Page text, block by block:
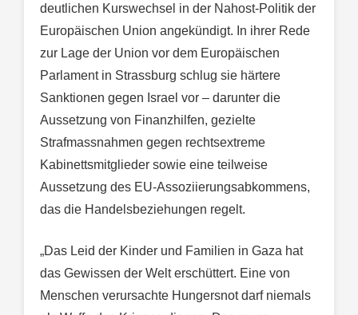
deutlichen Kurswechsel in der Nahost-Politik der
Europäischen Union angekündigt. In ihrer Rede
zur Lage der Union vor dem Europäischen
Parlament in Strassburg schlug sie härtere
Sanktionen gegen Israel vor – darunter die
Aussetzung von Finanzhilfen, gezielte
Strafmassnahmen gegen rechtsextreme
Kabinettsmitglieder sowie eine teilweise
Aussetzung des EU-Assoziierungsabkommens,
das die Handelsbeziehungen regelt.
„Das Leid der Kinder und Familien in Gaza hat
das Gewissen der Welt erschüttert. Eine von
Menschen verursachte Hungersnot darf niemals